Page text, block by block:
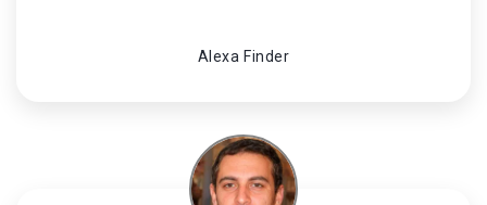
Alexa Finder